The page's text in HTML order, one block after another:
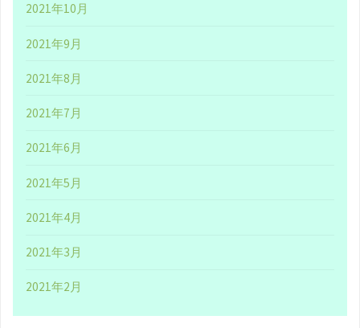
2021年10月
2021年9月
2021年8月
2021年7月
2021年6月
2021年5月
2021年4月
2021年3月
2021年2月